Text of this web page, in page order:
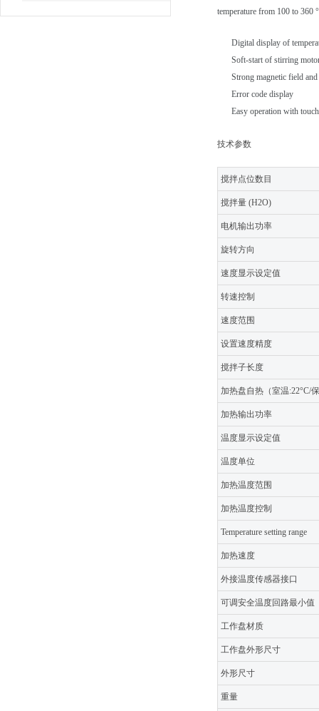
temperature from 100 to 360
Digital display of
Soft-start of stirring
Strong magnetic field
Error code display
Easy operation with
技术参数
搅拌点位数目
搅拌量 (H2O)
电机输出功率
旋转方向
速度显示设定值
转速控制
速度范围
设置速度精度
搅拌子长度
加热盘自热（室温:22°C/
加热输出功率
温度显示设定值
温度单位
加热温度范围
加热温度控制
Temperature setting range
加热速度
外接温度传感器接口
可调安全温度回路最小值
工作盘材质
工作盘外形尺寸
外形尺寸
重量